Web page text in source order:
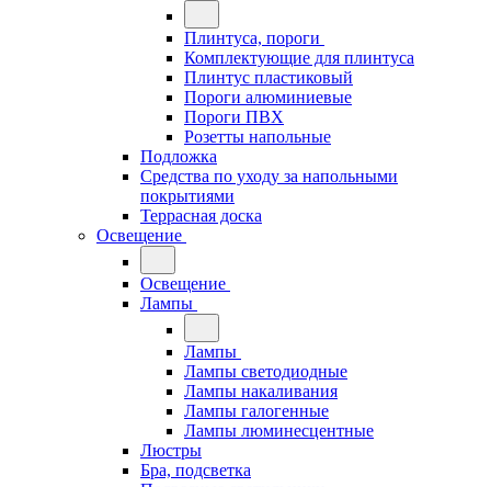
Плинтуса, пороги
Комплектующие для плинтуса
Плинтус пластиковый
Пороги алюминиевые
Пороги ПВХ
Розетты напольные
Подложка
Средства по уходу за напольными
покрытиями
Террасная доска
Освещение
Освещение
Лампы
Лампы
Лампы светодиодные
Лампы накаливания
Лампы галогенные
Лампы люминесцентные
Люстры
Бра, подсветка